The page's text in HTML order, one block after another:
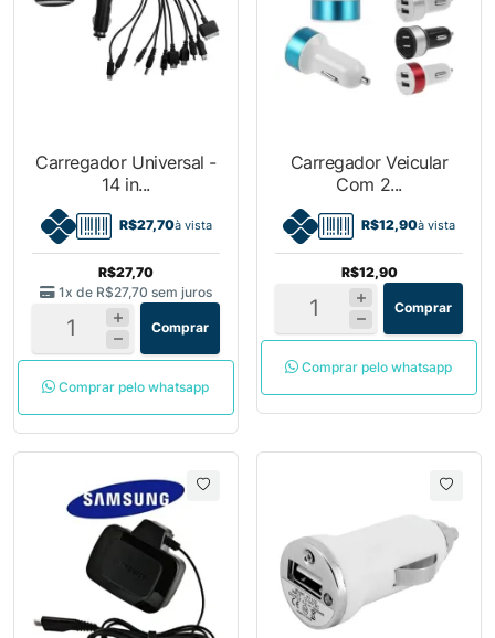
Carregador Universal -
14 in...
R$27,70à vista
R$27,70
1x de R$27,70 sem juros
Comprar
Comprar pelo whatsapp
Carregador Veicular
Com 2...
R$12,90à vista
R$12,90
Comprar
Comprar pelo whatsapp